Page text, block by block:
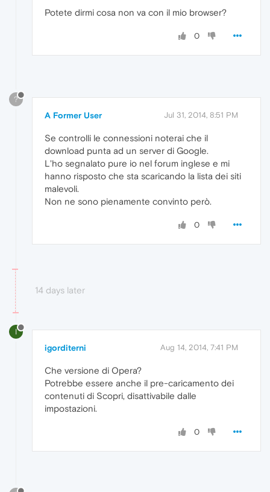
Potete dirmi cosa non va con il mio browser?
0
?
A Former User Jul 31, 2014, 8:51 PM
Se controlli le connessioni noterai che il
download punta ad un server di Google.
L'ho segnalato pure io nel forum inglese e mi
hanno risposto che sta scaricando la lista dei siti
malevoli.
Non ne sono pienamente convinto però.
0
14 days later
I
igorditerni Aug 14, 2014, 7:41 PM
Che versione di Opera?
Potrebbe essere anche il pre-caricamento dei
contenuti di Scopri, disattivabile dalle
impostazioni.
0